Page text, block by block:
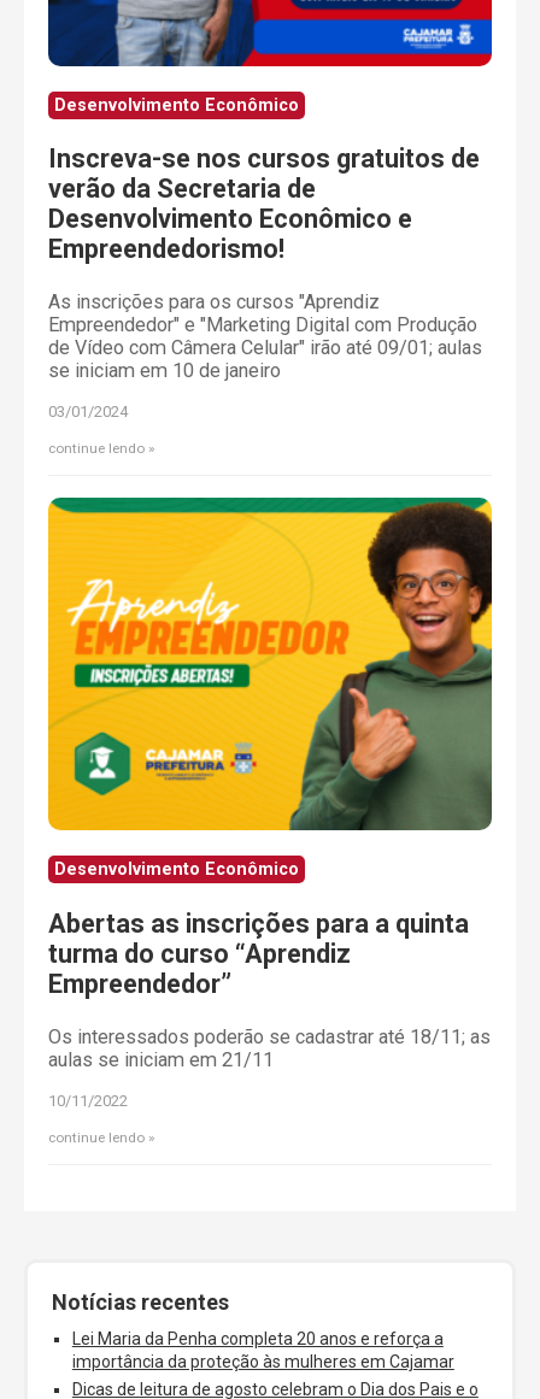
Desenvolvimento Econômico
Inscreva-se nos cursos gratuitos de
verão da Secretaria de
Desenvolvimento Econômico e
Empreendedorismo!
As inscrições para os cursos "Aprendiz
Empreendedor" e "Marketing Digital com Produção
de Vídeo com Câmera Celular" irão até 09/01; aulas
se iniciam em 10 de janeiro
03/01/2024
continue lendo
Desenvolvimento Econômico
Abertas as inscrições para a quinta
turma do curso “Aprendiz
Empreendedor”
Os interessados poderão se cadastrar até 18/11; as
aulas se iniciam em 21/11
10/11/2022
continue lendo
Notícias recentes
Lei Maria da Penha completa 20 anos e reforça a
importância da proteção às mulheres em Cajamar
Dicas de leitura de agosto celebram o Dia dos Pais e o